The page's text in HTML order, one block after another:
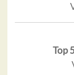
Top